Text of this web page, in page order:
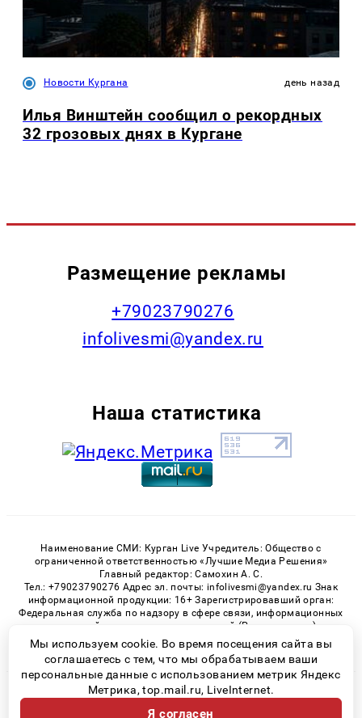
Новости Кургана день назад
Илья Винштейн сообщил о рекордных
32 грозовых днях в Кургане
Размещение рекламы
+79023790276
infolivesmi@yandex.ru
Наша статистика
Наименование СМИ: Курган Live Учредитель: Общество с
ограниченной ответственностью «Лучшие Медиа Решения»
Главный редактор: Самохин А. С.
Тел.: +79023790276 Адрес эл. почты: infolivesmi@yandex.ru Знак
информационной продукции: 16+ Зарегистрировавший орган:
Федеральная служба по надзору в сфере связи, информационных
технологий и массовых коммуникаций (Роскомнадзор)
Регистрационный номер СМИ ЭЛ № ФС 77 - 82535 от 21.01.2022
© 2026 «Kurgan-Live» | Все права защищены
Возрастная категория сайта 16+
Мы используем cookie. Во время посещения сайта вы
соглашаетесь с тем, что мы обрабатываем ваши
персональные данные с использованием метрик Яндекс
Метрика, top.mail.ru, LiveInternet.
Я согласен